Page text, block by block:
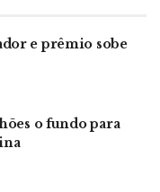
e prêmio sobe
o fundo para